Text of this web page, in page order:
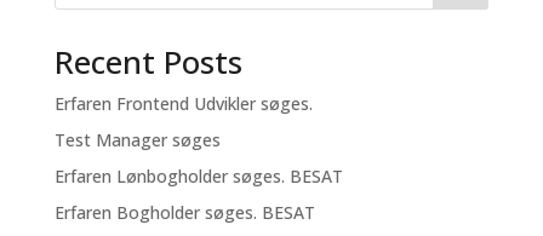
Recent Posts
Erfaren Frontend Udvikler søges.
Test Manager søges
Erfaren Lønbogholder søges. BESAT
Erfaren Bogholder søges. BESAT